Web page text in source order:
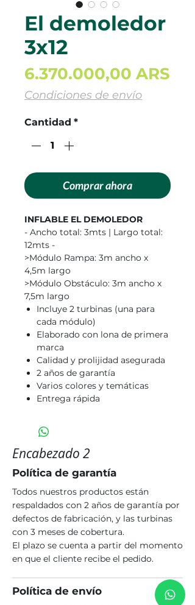
El demoledor
3x12
6.370.000,00 ARS
Condiciones de envío
Cantidad *
Comprar ahora
INFLABLE EL DEMOLEDOR
- Ancho total: 3mts | Largo total:
12mts -
>Módulo Rampa: 3m ancho x
4,5m largo
>Módulo Obstáculo: 3m ancho x
7,5m largo
Incluye 2 turbinas (una para
cada módulo)
Elaborado con lona de primera
marca
Calidad y prolijidad asegurada
2 años de garantía
Varios colores y temáticas
Entrega rápida
Encabezado 2
Política de garantía
Todos nuestros productos están
respaldados con 2 años de garantía por
defectos de fabricación, y las turbinas
con 3 meses de cobertura.
El plazo se cuenta a partir del momento
en que el cliente recibe el pedido.
Política de envío